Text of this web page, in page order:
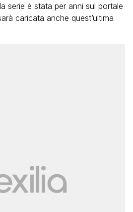
serie è stata per anni sul portale
caricata anche quest’ultima